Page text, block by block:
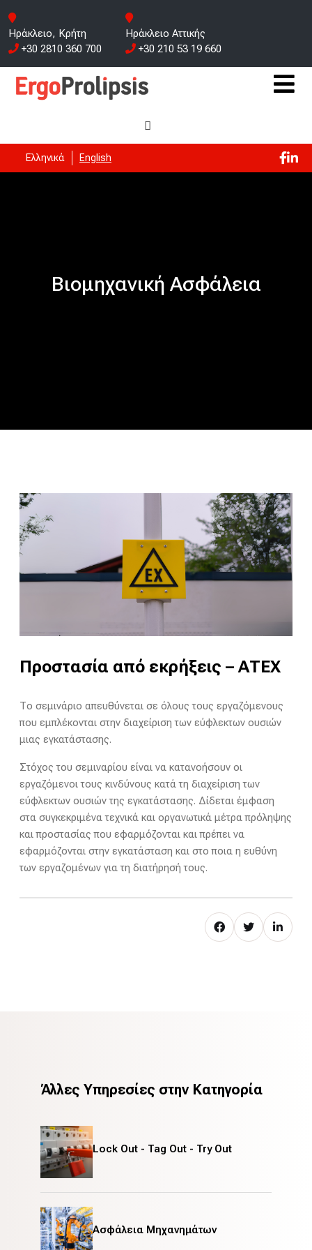
Ηράκλειο, Κρήτη
+30 2810 360 700
Ηράκλειο Αττικής
+30 210 53 19 660
Ελληνικά English
Βιομηχανική Ασφάλεια
Προστασία από εκρήξεις – ΑΤΕΧ
Το σεμινάριο απευθύνεται σε όλους τους εργαζόμενους
που εμπλέκονται στην διαχείριση των εύφλεκτων ουσιών
μιας εγκατάστασης.
Στόχος του σεμιναρίου είναι να κατανοήσουν οι
εργαζόμενοι τους κινδύνους κατά τη διαχείριση των
εύφλεκτων ουσιών της εγκατάστασης. Δίδεται έμφαση
στα συγκεκριμένα τεχνικά και οργανωτικά μέτρα πρόληψης
και προστασίας που εφαρμόζονται και πρέπει να
εφαρμόζονται στην εγκατάσταση και στο ποια η ευθύνη
των εργαζομένων για τη διατήρησή τους.
Άλλες Υπηρεσίες στην Κατηγορία
Lock Out - Tag Out - Try Out
Ασφάλεια Μηχανημάτων